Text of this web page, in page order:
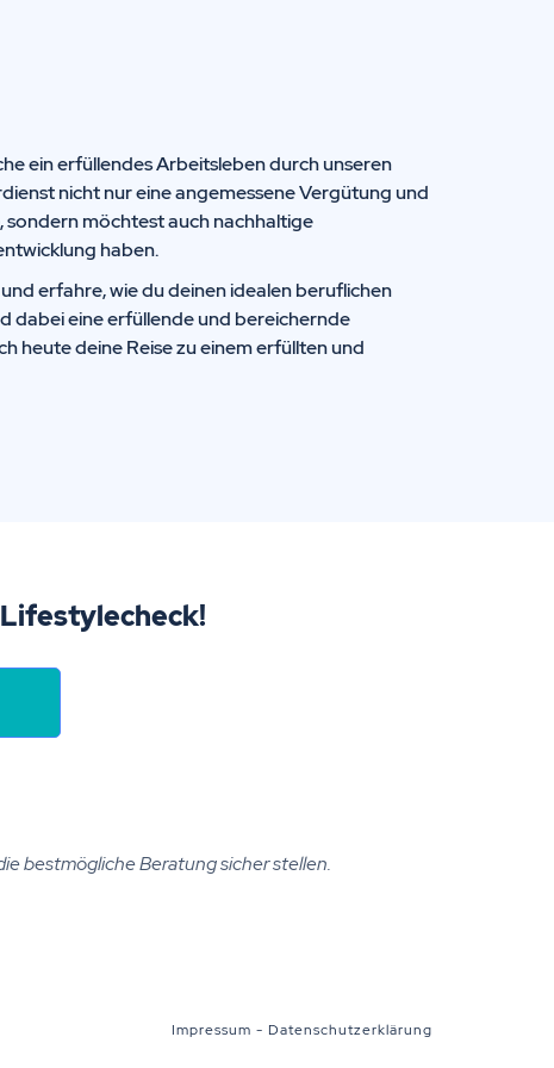
ein erfüllendes Arbeitsleben durch unseren
nicht nur eine angemessene Vergütung und
möchtest auch nachhaltige
haben.
erfahre, wie du deinen idealen beruflichen
dabei eine erfüllende und bereichernde
heute deine Reise zu einem erfüllten und
bestmögliche Beratung sicher stellen.
Impressum - Datenschutzerklärung